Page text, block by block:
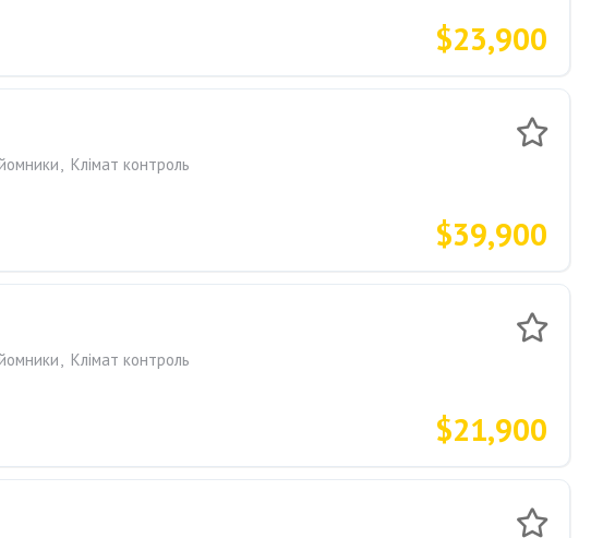
$23,900
, Клiмат контроль
$39,900
, Клiмат контроль
$21,900